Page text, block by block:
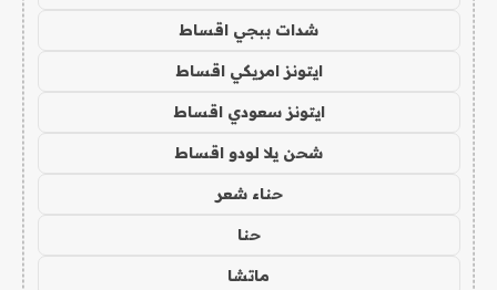
شدات ببجي اقساط
ايتونز امريكي اقساط
ايتونز سعودي اقساط
شحن يلا لودو اقساط
حناء شعر
حنا
ماتشا